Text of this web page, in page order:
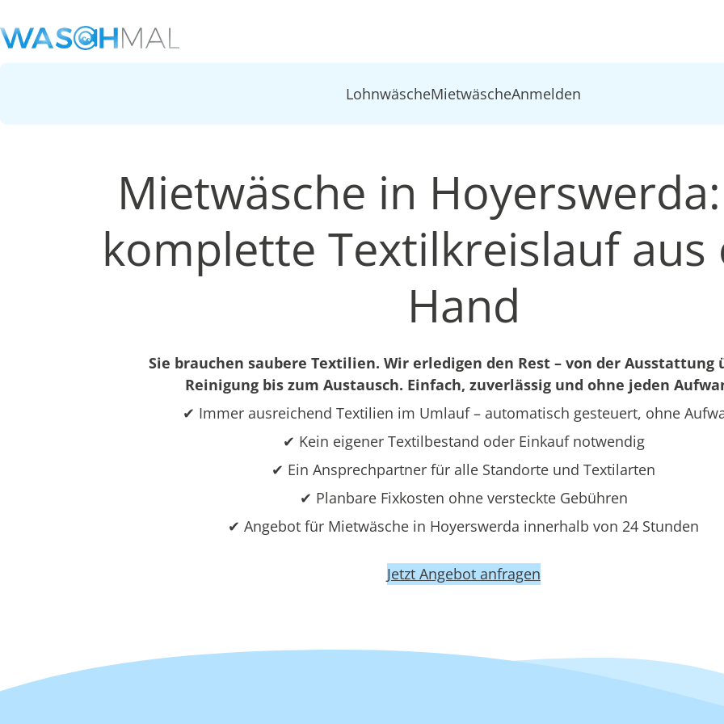
LohnwäscheMietwäscheAnmelden
Mietwäsche in
komplette Textilkreislauf aus
Hand
Sie brauchen saubere Textilien. Wir erledigen den Rest – von der Ausstattung
Reinigung bis zum Austausch. Einfach, zuverlässig und ohne jeden
✔ Immer ausreichend Textilien im Umlauf – automatisch gesteuert, ohne
✔ Kein eigener Textilbestand oder Einkauf notwendig
✔ Ein Ansprechpartner für alle Standorte und Textilarten
✔ Planbare Fixkosten ohne versteckte Gebühren
✔ Angebot für Mietwäsche in Hoyerswerda innerhalb von 24 Stunden
Jetzt Angebot anfragen